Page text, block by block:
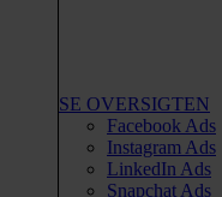
SE OVERSIGTEN
Facebook Ads
Instagram Ads
LinkedIn Ads
Snapchat Ads